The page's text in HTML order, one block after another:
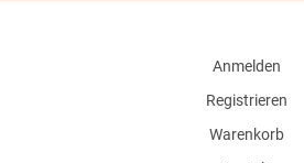
Anmelden
Registrieren
Warenkorb